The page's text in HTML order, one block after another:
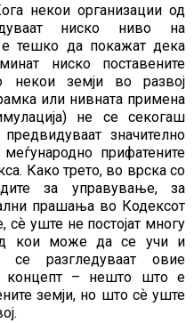
некои организации од
ниско ниво на
тешко да покажат дека
ниско поставените
некои земји во развој
или нивната примена
не се секогаш
значително
прифатените
Како трето, во врска со
за управување, за
прашања во Кодексот
уште не постојат многу
кои може да се учи и
разгледуваат овие
концепт – нешто што е
земји, но што сѐ уште